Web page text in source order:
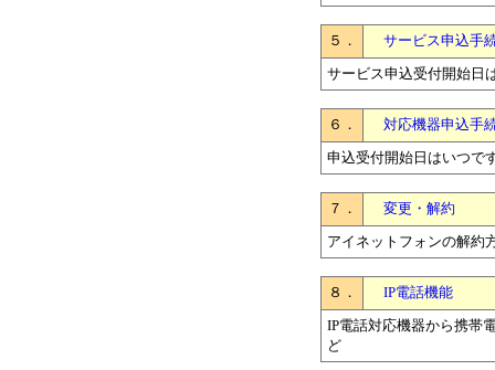
５．
サービス申込手
サービス申込受付開始
６．
対応機器申込手
申込受付開始日はいつ
７．
変更・解約
アイネットフォンの解
８．
IP電話機能
IP電話対応機器から携帯
ど